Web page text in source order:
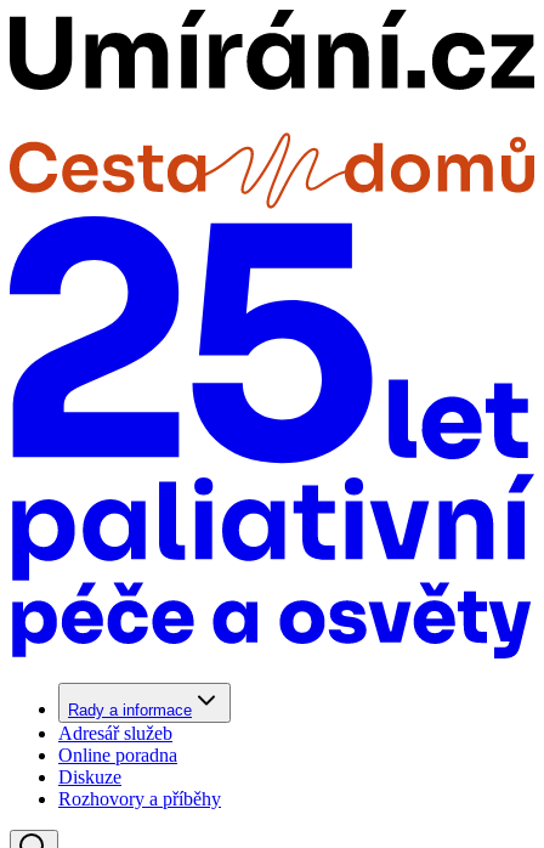
Rady a informace
Adresář služeb
Online poradna
Diskuze
Rozhovory a příběhy